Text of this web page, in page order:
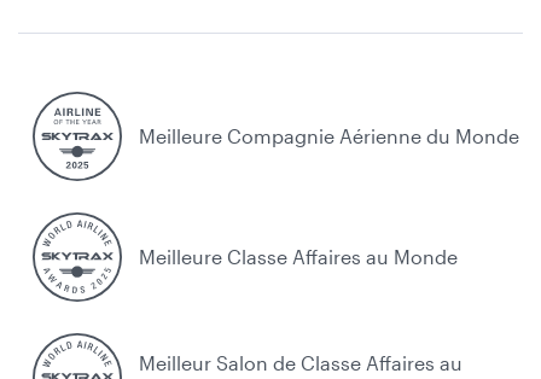
Meilleure Compagnie Aérienne du Monde
Meilleure Classe Affaires au Monde
Meilleur Salon de Classe Affaires au